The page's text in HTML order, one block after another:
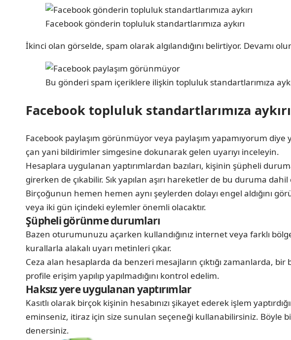
Facebook gönderin topluluk standartlarımıza aykırı
İkinci olan görselde, spam olarak algılandığını belirtiyor. Devamı
Bu gönderi spam içeriklere ilişkin topluluk standartlarımıza
Facebook topluluk standartlarımıza aykırı
Facebook paylaşım görünmüyor veya paylaşım yapamıyorum
çan yani bildirimler simgesine dokunarak gelen uyarıyı inceleyin.
Hesaplara uygulanan yaptırımlardan bazıları, kişinin şüpheli
girerken de çıkabilir. Sık yapılan aşırı hareketler de bu duruma
Birçoğunun hemen hemen aynı şeylerden dolayı engel aldığını
veya iki gün içindeki eylemler önemli olacaktır.
Şüpheli görünme durumları
Bazen oturumunuzu açarken kullandığınız internet veya farklı
kurallarla alakalı uyarı metinleri çıkar.
Ceza alan hesaplarda da benzeri mesajların çıktığı zamanlarda,
profile erişim yapılıp yapılmadığını kontrol edelim.
Haksız yere uygulanan yaptırımlar
Kasıtlı olarak birçok kişinin hesabınızı şikayet ederek işlem
eminseniz, itiraz için size sunulan seçeneği kullanabilirsiniz. Böyle
denersiniz.